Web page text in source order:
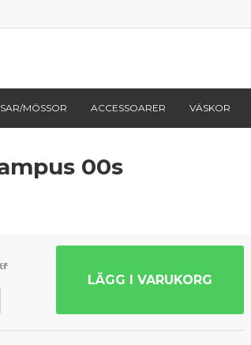
MÖSSOR ACCESSOARER VÄSKOR
00s
LÄGG I VARUKORG